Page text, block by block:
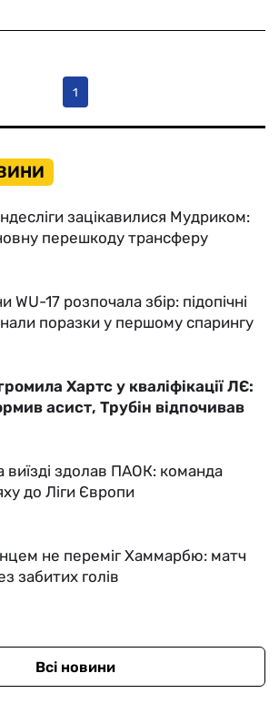
1
зацікавилися Мудриком:
перешкоду трансферу
WU-17 розпочала збір: підопічні
поразки у першому спарингу
Хартс у кваліфікації ЛЄ:
асист, Трубін відпочивав
виїзді здолав ПАОК: команда
до Ліги Європи
не переміг Хаммарбю: матч
забитих голів
Всі новини